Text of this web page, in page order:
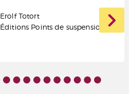
Erolf Totort
Éditions Points de suspension